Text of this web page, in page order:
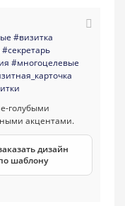
#визитка
#секретарь
#многоцелевые
дизайн
шаблону